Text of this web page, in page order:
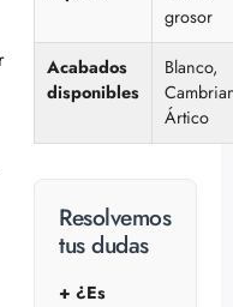
grosor
Acabados
disponibles
Blanco,
Ártico
Resolvemos
tus dudas
+ ¿Es